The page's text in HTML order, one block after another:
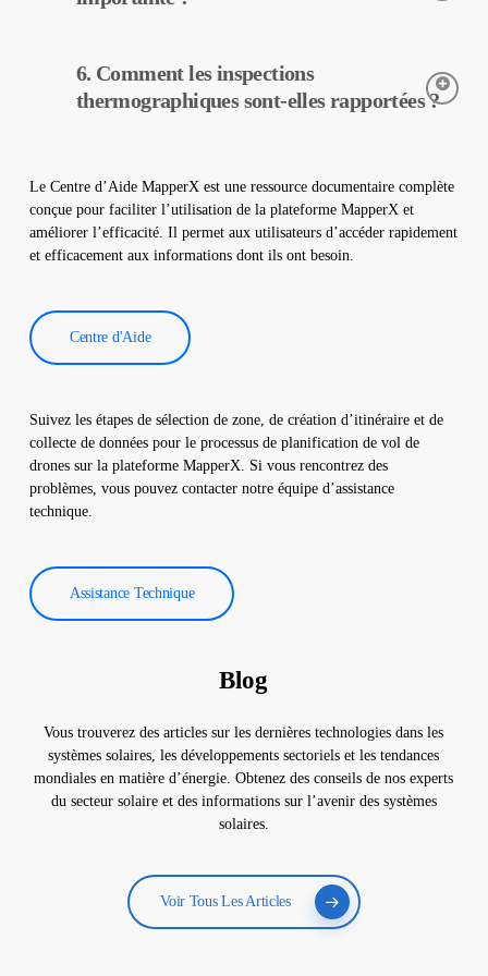
précision les températures des équipements dans les centrales
solaires. Elles aident à la détection précoce des pannes et à
6. Comment les inspections
thermographiques sont-elles rapportées ?
utilisés pour améliorer l’efficacité des centrales solaires et
réduire les coûts d’exploitation.
Le Centre d’Aide MapperX est une ressource documentaire complète
conçue pour faciliter l’utilisation de la plateforme MapperX et
améliorer l’efficacité. Il permet aux utilisateurs d’accéder rapidement
et efficacement aux informations dont ils ont besoin.
Centre d'Aide
Suivez les étapes de sélection de zone, de création d’itinéraire et de
collecte de données pour le processus de planification de vol de
drones sur la plateforme MapperX. Si vous rencontrez des
problèmes, vous pouvez contacter notre équipe d’assistance
technique.
Assistance Technique
Blog
Vous trouverez des articles sur les dernières technologies dans les
systèmes solaires, les développements sectoriels et les tendances
mondiales en matière d’énergie. Obtenez des conseils de nos experts
du secteur solaire et des informations sur l’avenir des systèmes
solaires.
Voir Tous Les Articles